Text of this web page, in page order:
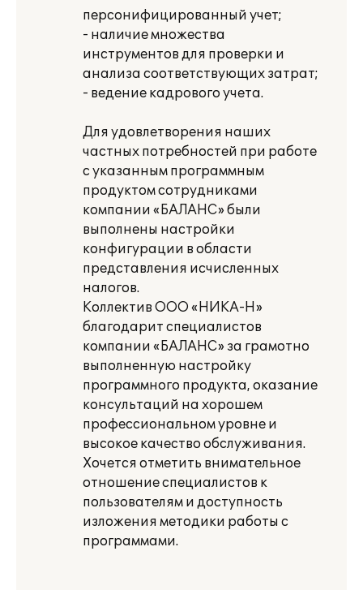
персонифицированный учет;
- наличие множества
инструментов для проверки и
анализа соответствующих затрат;
- ведение кадрового учета.
Для удовлетворения наших
частных потребностей при работе
с указанным программным
продуктом сотрудниками
компании «БАЛАНС» были
выполнены настройки
конфигурации в области
представления исчисленных
налогов.
Коллектив ООО «НИКА-Н»
благодарит специалистов
компании «БАЛАНС» за грамотно
выполненную настройку
программного продукта, оказание
консультаций на хорошем
профессиональном уровне и
высокое качество обслуживания.
Хочется отметить внимательное
отношение специалистов к
пользователям и доступность
изложения методики работы с
программами.